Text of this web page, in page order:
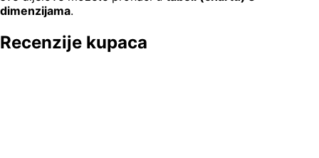
dimenzijama.
Recenzije kupaca